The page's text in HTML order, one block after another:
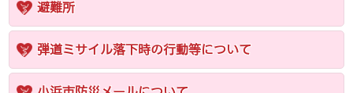
避難所
弾道ミサイル落下時の行動等について